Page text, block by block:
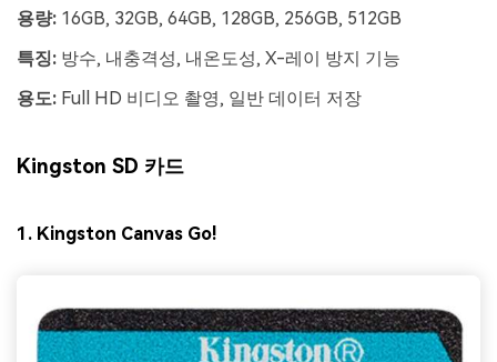
용량: 16GB, 32GB, 64GB, 128GB, 256GB, 512GB
특징: 방수, 내충격성, 내온도성, X-레이 방지 기능
용도: Full HD 비디오 촬영, 일반 데이터 저장
Kingston SD 카드
1. Kingston Canvas Go!